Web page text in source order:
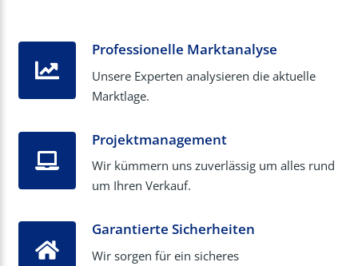
Professionelle Marktanalyse
Unsere Experten analysieren die aktuelle
Marktlage.
Projektmanagement
Wir kümmern uns zuverlässig um alles rund
um Ihren Verkauf.
Garantierte Sicherheiten
Wir sorgen für ein sicheres